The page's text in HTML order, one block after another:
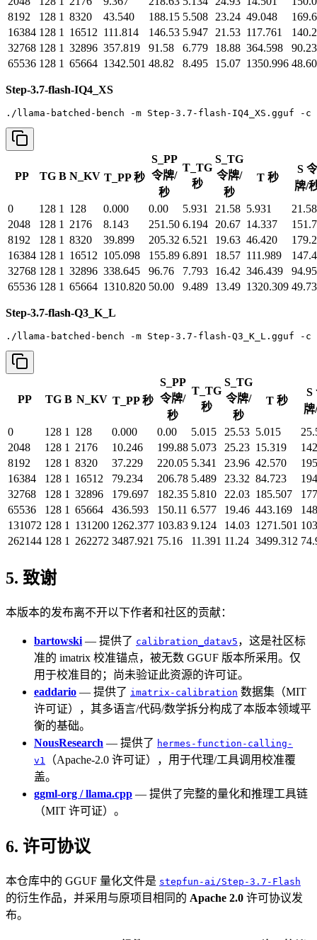
8192
128 1 8320 43.540 188.15 5.508 23.24 49.048
16384 128 1 16512 111.814 146.53 5.947 21.53 117.761
32768 128 1 32896 357.819 91.58 6.779 18.88 364.598
90.23
65536 128 1 65664 1342.501 48.82 8.495 15.07 1350.996 48.60
Step-3.7-flash-IQ4_XS
./llama-batched-bench -m Step-3.7-flash-IQ4_XS.gguf -
PP TG B N_KV T_PP 秒
S_PP
令牌/
秒
T_TG
秒
S_TG
令牌/
秒
T 秒
S 令
牌/
0
128 1 128 0.000 0.00 5.931 21.58 5.931
21.58
2048
128 1 2176 8.143 251.50 6.194 20.67 14.337
8192
128 1 8320 39.899 205.32 6.521 19.63 46.420
16384 128 1 16512 105.098 155.89 6.891 18.57 111.989
32768 128 1 32896 338.645 96.76 7.793 16.42 346.439
94.95
65536 128 1 65664 1310.820 50.00 9.489 13.49 1320.309 49.73
Step-3.7-flash-Q3_K_L
./llama-batched-bench -m Step-3.7-flash-Q3_K_L.gguf -
PP TG B N_KV T_PP 秒
S_PP
令牌/
秒
T_TG
秒
S_TG
令牌/
秒
T 秒
S
0
128 1 128 0.000 0.00 5.015 25.53 5.015
2048
128 1 2176 10.246 199.88 5.073 25.23 15.319
8192
128 1 8320 37.229 220.05 5.341 23.96 42.570
16384
128 1 16512 79.234 206.78 5.489 23.32 84.723
32768
128 1 32896 179.697 182.35 5.810 22.03 185.507
65536
128 1 65664 436.593 150.11 6.577 19.46 443.169
131072 128 1 131200 1262.377 103.83 9.124 14.03 1271.501
262144 128 1 262272 3487.921 75.16 11.391 11.24 3499.312
5. 致谢
本版本的发布离不开以下作者和社区的贡献：
bartowski — 提供了 calibration_datav5 ，这是社区标
准的 imatrix 校准锚点，被无数 GGUF 版本所采用。仅
用于校准目的；尚未验证此资源的许可证。
eaddario — 提供了 imatrix-calibration 数据集（MIT
许可证），其多语言/代码/数学拆分构成了本版本领域平
衡的基础。
NousResearch — 提供了 hermes-function-calling-
v1
（Apache-2.0 许可证），用于代理/工具调用校准覆
盖。
ggml-org / llama.cpp — 提供了完整的量化和推理工具链
（MIT 许可证）。
6. 许可协议
本仓库中的 GGUF 量化文件是 stepfun-ai/Step-3.7-Flash
的衍生作品，并采用与原项目相同的 Apache 2.0 许可协议发
布。